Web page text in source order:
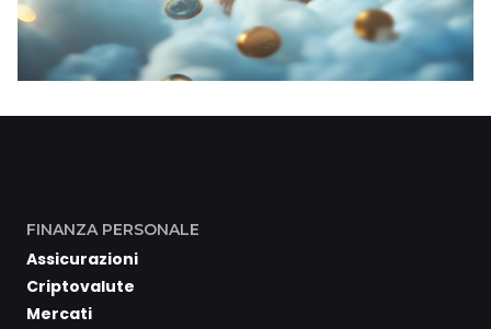
FINANZA PERSONALE
Assicurazioni
Criptovalute
Mercati